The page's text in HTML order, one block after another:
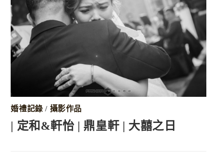
婚禮記錄 / 攝影作品
| 定和&軒怡 | 鼎皇軒 | 大囍之日